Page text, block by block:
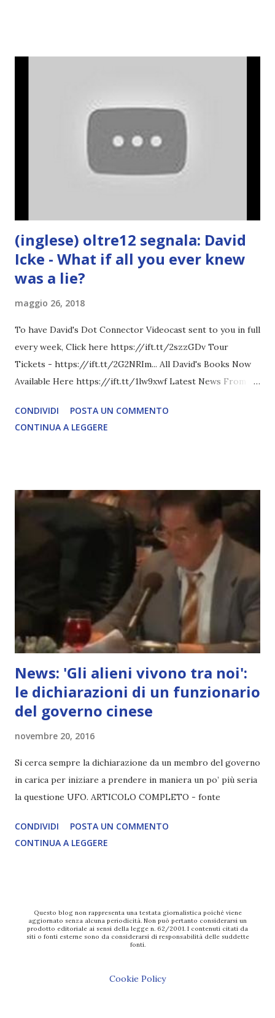
(inglese) oltre12 segnala: David
Icke - What if all you ever knew
was a lie?
maggio 26, 2018
To have David's Dot Connector Videocast sent to you in full
every week, Click here https://ift.tt/2szzGDv Tour
Tickets - https://ift.tt/2G2NRIm... All David's Books Now
Available Here https://ift.tt/1lw9xwf Latest News From
COMPLETO - fonte
CONDIVIDI
POSTA UN COMMENTO
CONTINUA A LEGGERE
News: 'Gli alieni vivono tra noi':
le dichiarazioni di un funzionario
del governo cinese
novembre 20, 2016
Si cerca sempre la dichiarazione da un membro del governo
in carica per iniziare a prendere in maniera un po’ più seria
la questione UFO. ARTICOLO COMPLETO - fonte
CONDIVIDI
POSTA UN COMMENTO
CONTINUA A LEGGERE
Questo blog non rappresenta una testata giornalistica poiché viene
aggiornato senza alcuna periodicità. Non può pertanto considerarsi un
prodotto editoriale ai sensi della legge n. 62/2001. I contenuti citati da
siti o fonti esterne sono da considerarsi di responsabilità delle suddette
fonti.
Cookie Policy